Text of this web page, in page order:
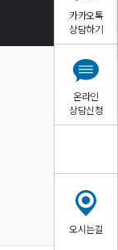
카카오톡
상담하기
온라인
상담신청
오시는길